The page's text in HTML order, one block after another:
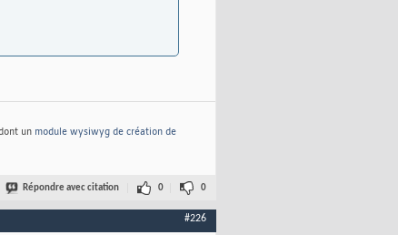
un module wysiwyg de création de
Répondre avec citation 0 0
#226